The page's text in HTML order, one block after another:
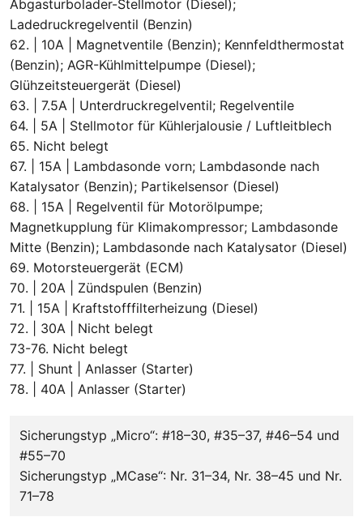
Abgasturbolader-Stellmotor (Diesel);
Ladedruckregelventil (Benzin)
62. | 10A | Magnetventile (Benzin); Kennfeldthermostat
(Benzin); AGR-Kühlmittelpumpe (Diesel);
Glühzeitsteuergerät (Diesel)
63. | 7.5A | Unterdruckregelventil; Regelventile
64. | 5A | Stellmotor für Kühlerjalousie / Luftleitblech
65. Nicht belegt
67. | 15A | Lambdasonde vorn; Lambdasonde nach
Katalysator (Benzin); Partikelsensor (Diesel)
68. | 15A | Regelventil für Motorölpumpe;
Magnetkupplung für Klimakompressor; Lambdasonde
Mitte (Benzin); Lambdasonde nach Katalysator (Diesel)
69. Motorsteuergerät (ECM)
70. | 20A | Zündspulen (Benzin)
71. | 15A | Kraftstofffilterheizung (Diesel)
72. | 30A | Nicht belegt
73-76. Nicht belegt
77. | Shunt | Anlasser (Starter)
78. | 40A | Anlasser (Starter)
Sicherungstyp „Micro“: #18–30, #35–37, #46–54 und
#55–70
Sicherungstyp „MCase“: Nr. 31–34, Nr. 38–45 und Nr.
71–78